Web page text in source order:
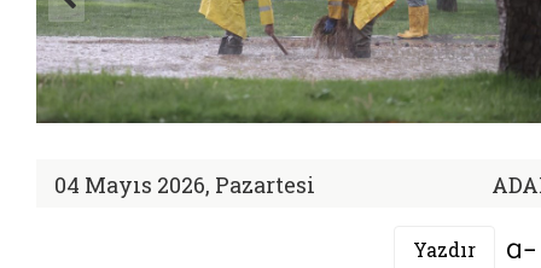
04 Mayıs 2026, Pazartesi
Yazdır